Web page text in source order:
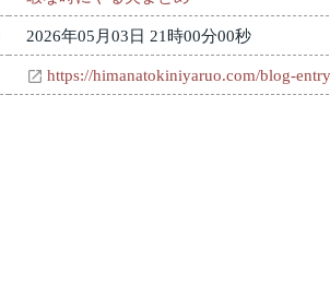
2026年05月03日 21時00分00秒
https://himanatokiniyaruo.com/blog-